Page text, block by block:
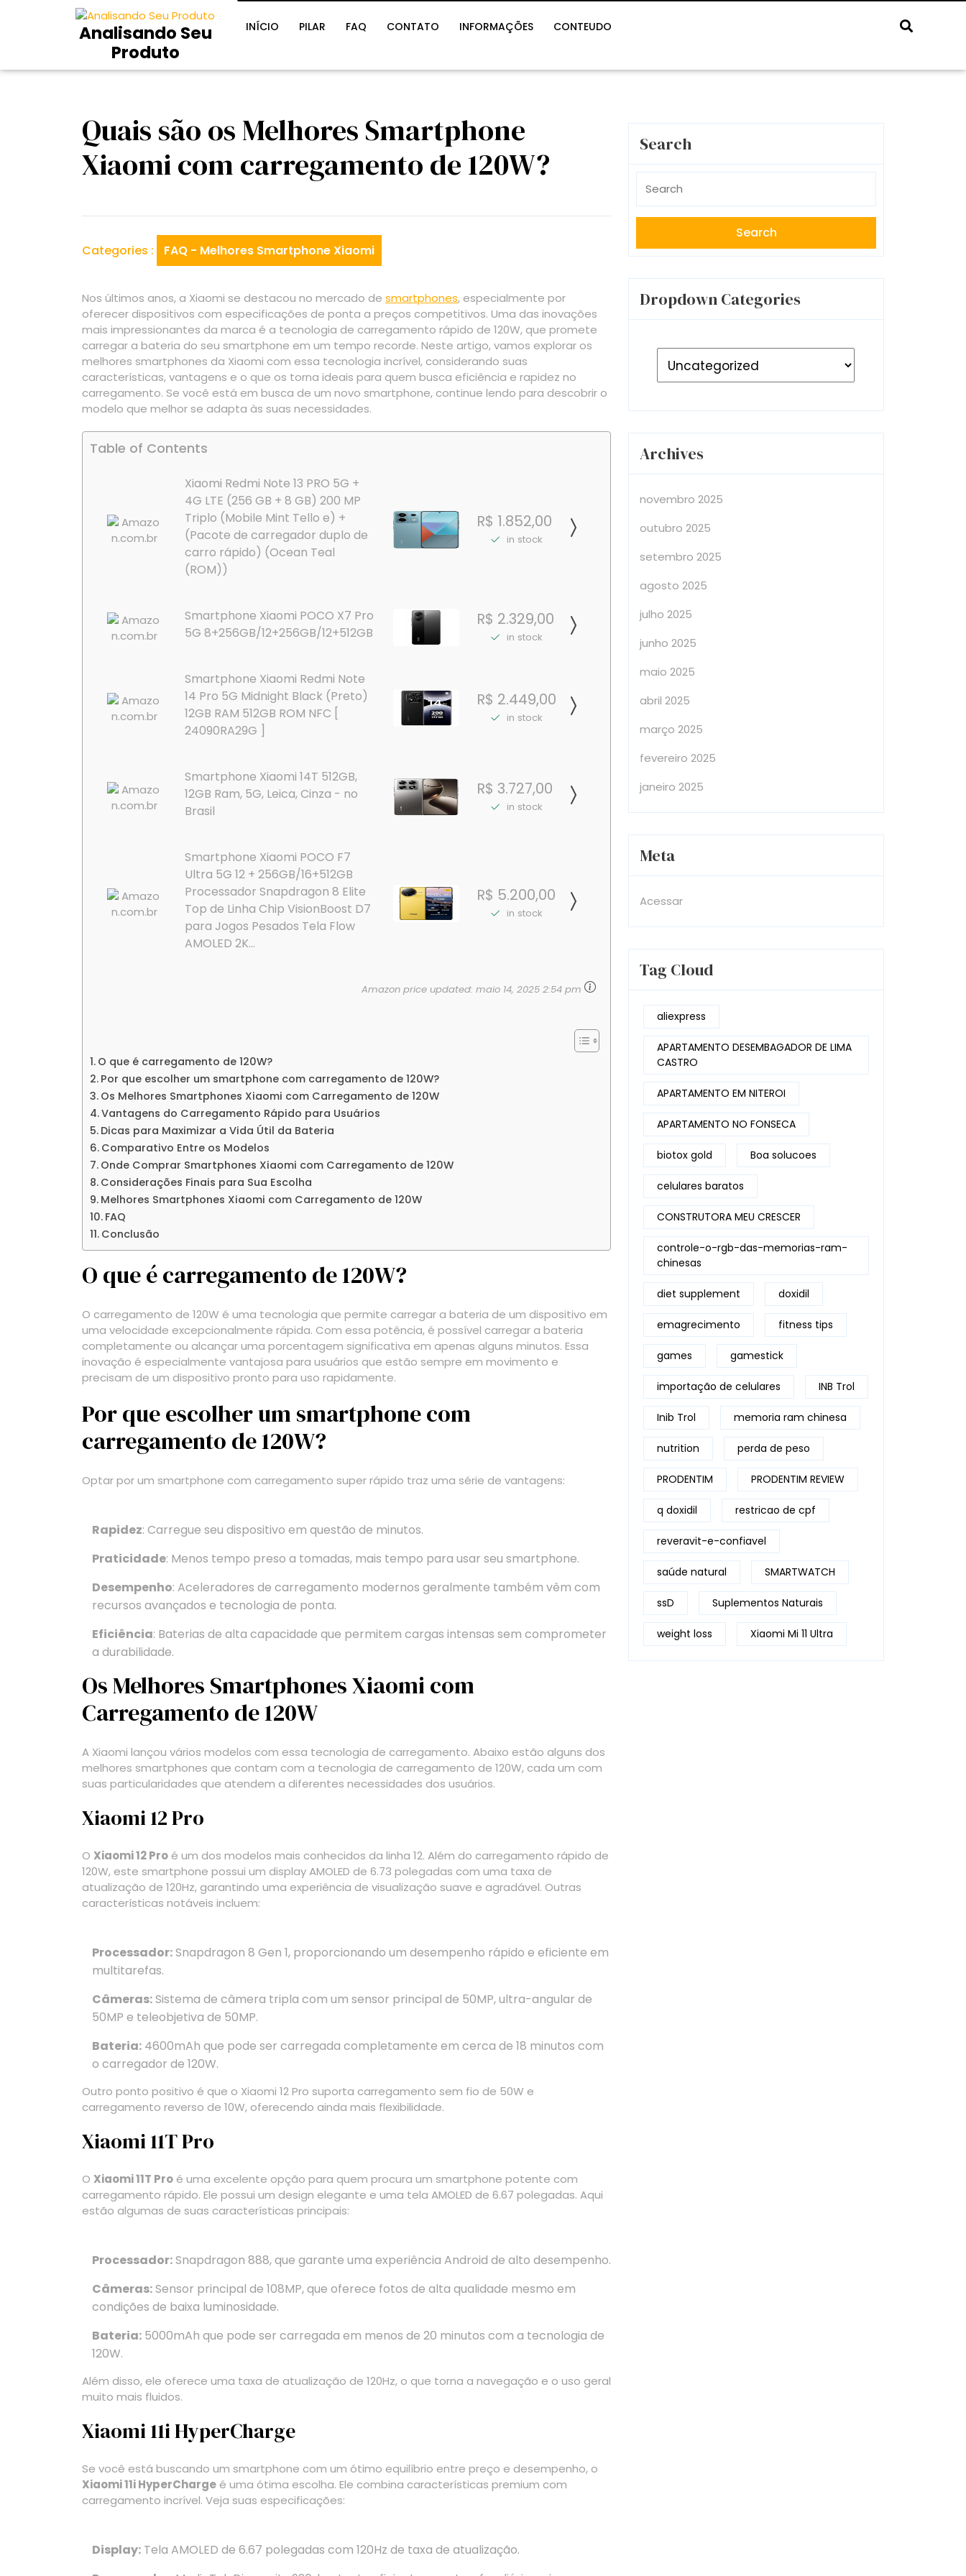
Analisando Seu
Produto
INÍCIO PILAR FAQ CONTATO INFORMAÇÕES CONTEUDO
Quais são os Melhores Smartphone
Xiaomi com carregamento de 120W?
Categories : FAQ - Melhores Smartphone Xiaomi
Nos últimos anos, a Xiaomi se destacou no mercado de smartphones, especialmente por
oferecer dispositivos com especificações de ponta a preços competitivos. Uma das inovações
mais impressionantes da marca é a tecnologia de carregamento rápido de 120W, que promete
carregar a bateria do seu smartphone em um tempo recorde. Neste artigo, vamos explorar os
melhores smartphones da Xiaomi com essa tecnologia incrível, considerando suas
características, vantagens e o que os torna ideais para quem busca eficiência e rapidez no
carregamento. Se você está em busca de um novo smartphone, continue lendo para descobrir o
modelo que melhor se adapta às suas necessidades.
Table of Contents
Xiaomi Redmi Note 13 PRO 5G +
4G LTE (256 GB + 8 GB) 200 MP
Triplo (Mobile Mint Tello e) +
(Pacote de carregador duplo de
carro rápido) (Ocean Teal
(ROM))
R$ 1.852,00
in stock
Smartphone Xiaomi POCO X7 Pro
5G 8+256GB/12+256GB/12+512GB
R$ 2.329,00
in stock
Smartphone Xiaomi Redmi Note
14 Pro 5G Midnight Black (Preto)
12GB RAM 512GB ROM NFC [
24090RA29G ]
R$ 2.449,00
in stock
Smartphone Xiaomi 14T 512GB,
12GB Ram, 5G, Leica, Cinza - no
Brasil
R$ 3.727,00
in stock
Smartphone Xiaomi POCO F7
Ultra 5G 12 + 256GB/16+512GB
Processador Snapdragon 8 Elite
Top de Linha Chip VisionBoost D7
para Jogos Pesados Tela Flow
AMOLED 2K...
R$ 5.200,00
in stock
Amazon price updated: maio 14, 2025 2:54 pm
O que é carregamento de 120W?
Por que escolher um smartphone com carregamento de 120W?
Os Melhores Smartphones Xiaomi com Carregamento de 120W
Vantagens do Carregamento Rápido para Usuários
Dicas para Maximizar a Vida Útil da Bateria
Comparativo Entre os Modelos
Onde Comprar Smartphones Xiaomi com Carregamento de 120W
Considerações Finais para Sua Escolha
Melhores Smartphones Xiaomi com Carregamento de 120W
FAQ
Conclusão
O que é carregamento de 120W?
O carregamento de 120W é uma tecnologia que permite carregar a bateria de um dispositivo em
uma velocidade excepcionalmente rápida. Com essa potência, é possível carregar a bateria
completamente ou alcançar uma porcentagem significativa em apenas alguns minutos. Essa
inovação é especialmente vantajosa para usuários que estão sempre em movimento e
precisam de um dispositivo pronto para uso rapidamente.
Por que escolher um smartphone com
carregamento de 120W?
Optar por um smartphone com carregamento super rápido traz uma série de vantagens:
Rapidez: Carregue seu dispositivo em questão de minutos.
Praticidade: Menos tempo preso a tomadas, mais tempo para usar seu smartphone.
Desempenho: Aceleradores de carregamento modernos geralmente também vêm com
recursos avançados e tecnologia de ponta.
Eficiência: Baterias de alta capacidade que permitem cargas intensas sem comprometer
a durabilidade.
Os Melhores Smartphones Xiaomi com
Carregamento de 120W
A Xiaomi lançou vários modelos com essa tecnologia de carregamento. Abaixo estão alguns dos
melhores smartphones que contam com a tecnologia de carregamento de 120W, cada um com
suas particularidades que atendem a diferentes necessidades dos usuários.
Xiaomi 12 Pro
O Xiaomi 12 Pro é um dos modelos mais conhecidos da linha 12. Além do carregamento rápido de
120W, este smartphone possui um display AMOLED de 6.73 polegadas com uma taxa de
atualização de 120Hz, garantindo uma experiência de visualização suave e agradável. Outras
características notáveis incluem:
Processador:Snapdragon 8 Gen 1, proporcionando um desempenho rápido e eficiente em
multitarefas.
Câmeras:Sistema de câmera tripla com um sensor principal de 50MP, ultra-angular de
50MP e teleobjetiva de 50MP.
Bateria: 4600mAh que pode ser carregada completamente em cerca de 18 minutos com
o carregador de 120W.
Outro ponto positivo é que o Xiaomi 12 Pro suporta carregamento sem fio de 50W e
carregamento reverso de 10W, oferecendo ainda mais flexibilidade.
Xiaomi 11T Pro
O Xiaomi 11T Pro é uma excelente opção para quem procura um smartphone potente com
carregamento rápido. Ele possui um design elegante e uma tela AMOLED de 6.67 polegadas. Aqui
estão algumas de suas características principais:
Processador:Snapdragon 888, que garante uma experiência Android de alto desempenho.
Câmeras:Sensor principal de 108MP, que oferece fotos de alta qualidade mesmo em
condições de baixa luminosidade.
Bateria: 5000mAh que pode ser carregada em menos de 20 minutos com a tecnologia de
120W.
Além disso, ele oferece uma taxa de atualização de 120Hz, o que torna a navegação e o uso geral
muito mais fluidos.
Xiaomi 11i HyperCharge
Se você está buscando um smartphone com um ótimo equilíbrio entre preço e desempenho, o
Xiaomi 11i HyperCharge é uma ótima escolha. Ele combina características premium com
carregamento incrível. Veja suas especificações:
Display: Tela AMOLED de 6.67 polegadas com 120Hz de taxa de atualização.
Search
for:
Dropdown Categories
Archives
novembro 2025
outubro 2025
setembro 2025
agosto 2025
julho 2025
junho 2025
maio 2025
abril 2025
março 2025
fevereiro 2025
janeiro 2025
Meta
Acessar
Tag Cloud
aliexpress
APARTAMENTO DESEMBAGADOR DE LIMA
CASTRO
APARTAMENTO EM NITEROI
APARTAMENTO NO FONSECA
biotox gold Boa solucoes
celulares baratos
CONSTRUTORA MEU CRESCER
controle-o-rgb-das-memorias-ram-
chinesas
diet supplement doxidil
emagrecimento fitness tips
games gamestick
importação de celulares INB Trol
Inib Trol memoria ram chinesa
nutrition perda de peso
PRODENTIM PRODENTIM REVIEW
q doxidil restricao de cpf
reveravit-e-confiavel
saúde natural SMARTWATCH
ssD Suplementos Naturais
weight loss Xiaomi Mi 11 Ultra